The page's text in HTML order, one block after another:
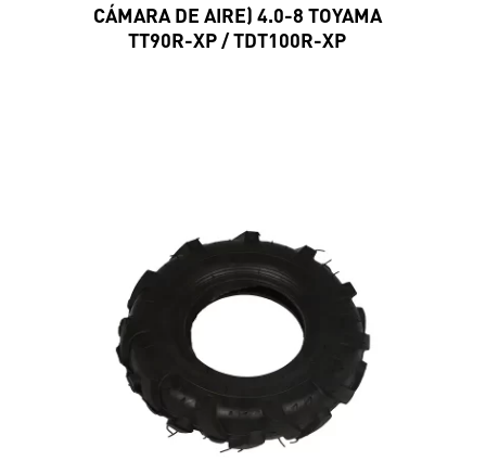
CÁMARA DE AIRE) 4.0-8 TOYAMA
TT90R-XP / TDT100R-XP